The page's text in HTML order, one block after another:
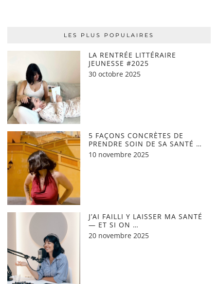
LES PLUS POPULAIRES
LA RENTRÉE LITTÉRAIRE
JEUNESSE #2025
30 octobre 2025
5 FAÇONS CONCRÈTES DE
PRENDRE SOIN DE SA SANTÉ …
10 novembre 2025
J’AI FAILLI Y LAISSER MA SANTÉ
— ET SI ON …
20 novembre 2025